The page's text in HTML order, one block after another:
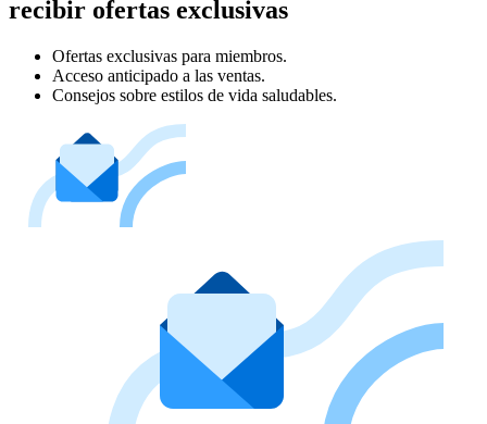
recibir ofertas exclusivas
Ofertas exclusivas para miembros.
Acceso anticipado a las ventas.
Consejos sobre estilos de vida saludables.